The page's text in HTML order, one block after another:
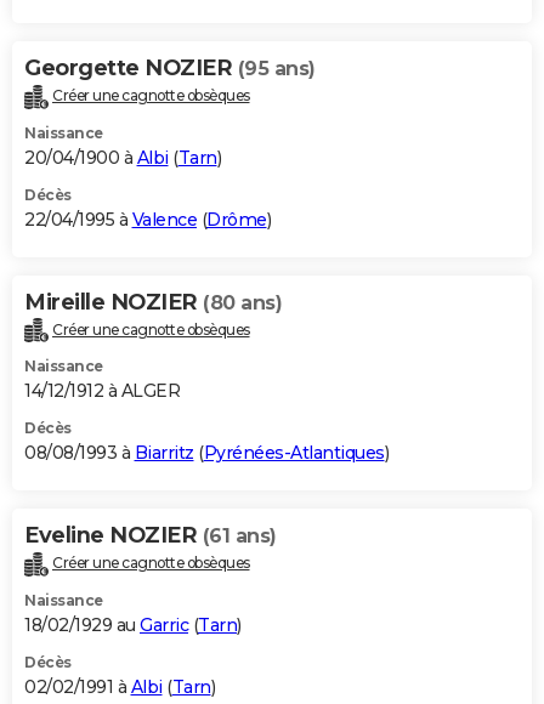
Georgette NOZIER (95 ans)
Créer une cagnotte obsèques
Naissance
20/04/1900 à Albi (Tarn)
Décès
22/04/1995 à Valence (Drôme)
Mireille NOZIER (80 ans)
Créer une cagnotte obsèques
Naissance
14/12/1912 à ALGER
Décès
08/08/1993 à Biarritz (Pyrénées-Atlantiques)
Eveline NOZIER (61 ans)
Créer une cagnotte obsèques
Naissance
18/02/1929 au Garric(Tarn)
Décès
02/02/1991 à Albi (Tarn)